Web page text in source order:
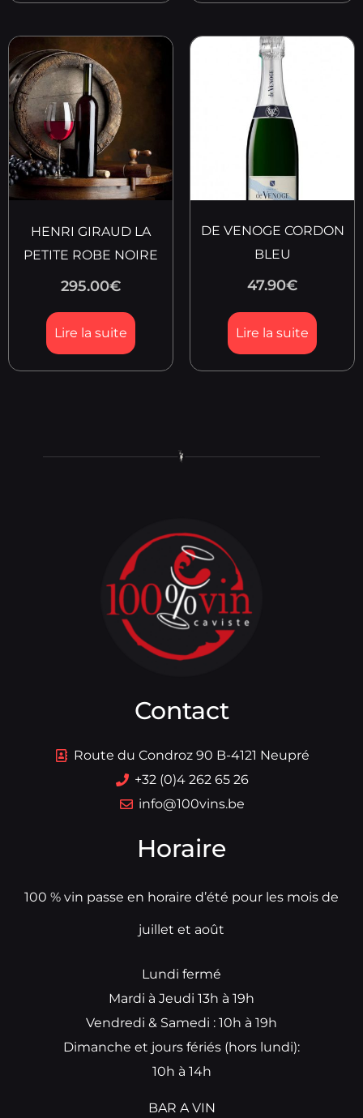
HENRI GIRAUD LA
PETITE ROBE NOIRE
295.00€
Lire la suite
DE VENOGE CORDON
BLEU
47.90€
Lire la suite
Contact
Route du Condroz 90 B-4121 Neupré
+32 (0)4 262 65 26
info@100vins.be
Horaire
100 % vin passe en horaire d’été pour les mois de
juillet et août
Lundi fermé
Mardi à Jeudi 13h à 19h
Vendredi & Samedi : 10h à 19h
Dimanche et jours fériés (hors lundi):
10h à 14h
BAR A VIN